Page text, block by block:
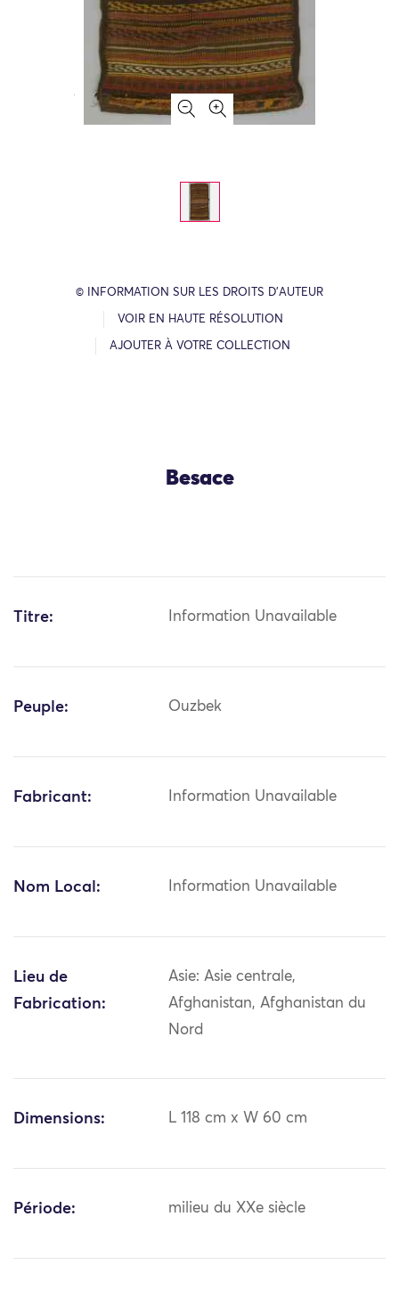
© INFORMATION SUR LES DROITS D’AUTEUR
VOIR EN HAUTE RÉSOLUTION
AJOUTER À VOTRE COLLECTION
Besace
Titre: Information Unavailable
Peuple: Ouzbek
Fabricant: Information Unavailable
Nom Local: Information Unavailable
Lieu de
Fabrication:
Asie: Asie centrale,
Afghanistan, Afghanistan du
Nord
Dimensions: L 118 cm x W 60 cm
Période: milieu du XXe siècle